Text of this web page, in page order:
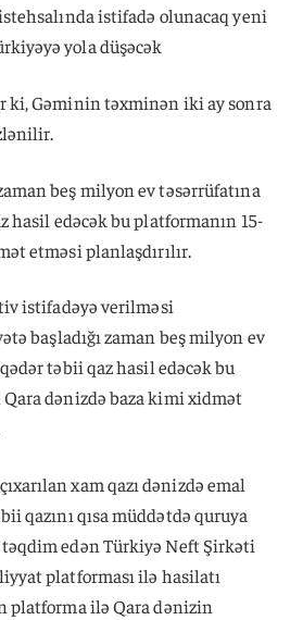
istifadə olunacaq yeni
yola düşəcək
ki, Gəminin təxminən iki ay sonra
beş milyon ev təsərrüfatına
hasil edəcək bu platformanın 15-
etməsi planlaşdırılır.
istifadəyə verilməsi
başladığı zaman beş milyon ev
təbii qaz hasil edəcək bu
dənizdə baza kimi xidmət
xam qazı dənizdə emal
qazını qısa müddətdə quruya
təqdim edən Türkiyə Neft Şirkəti
platforması ilə hasilatı
platforma ilə Qara dənizin